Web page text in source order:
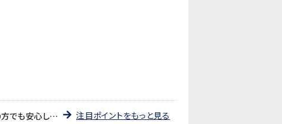
《即日勤務OK・未経験でも安心》入社後は日勤の教育期間からスタートするので、2交替勤務が初めての方でも安心してスタートできます。工場未経験の方も大歓迎です。
注目ポイントをもっと見る